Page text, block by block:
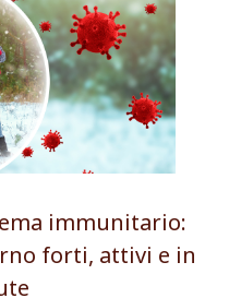
immunitario:
forti, attivi e in